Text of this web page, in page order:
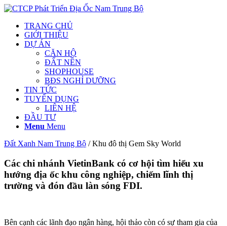
TRANG CHỦ
GIỚI THIỆU
DỰ ÁN
CĂN HỘ
ĐẤT NỀN
SHOPHOUSE
BĐS NGHỈ DƯỠNG
TIN TỨC
TUYỂN DỤNG
LIÊN HỆ
ĐẦU TƯ
Menu Menu
Đất Xanh Nam Trung Bộ /Khu đô thị Gem Sky World
Các chi nhánh VietinBank có cơ hội tìm hiểu xu
hướng địa ốc khu công nghiệp, chiếm lĩnh thị
trường và đón đầu làn sóng FDI.
Bên cạnh các lãnh đạo ngân hàng, hội thảo còn có sự tham gia của